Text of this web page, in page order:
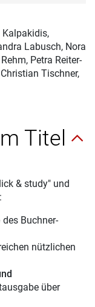
Kalpakidis,
Labusch, Nora
Petra Reiter-
Tischner,
Titel
& study" und
des Buchner-
nützlichen
über